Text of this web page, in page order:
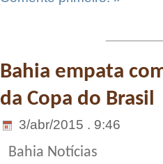
Bahia empata
da Copa do Brasil
3/abr/2015 . 9:46
Bahia Notícias